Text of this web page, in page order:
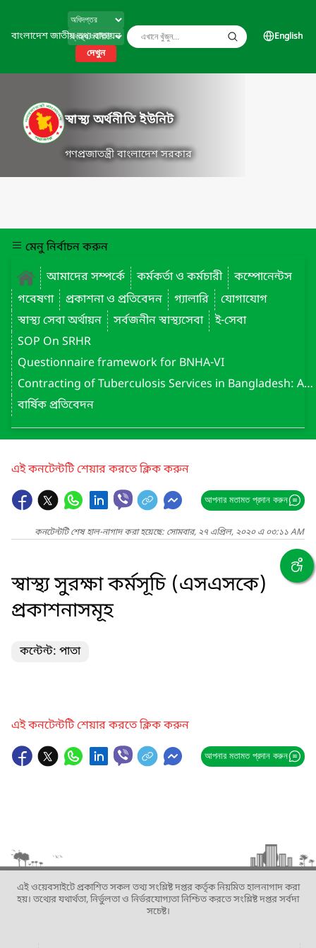
বাংলাদেশ জাতীয় তথ্য বাতায়ন
দেখুন
English
স্বাস্থ্য অর্থনীতি ইউনিট
গণপ্রজাতন্ত্রী বাংলাদেশ সরকার
মেনু নির্বাচন করুন
আমাদের সম্পর্কে
কর্মকর্তা ও কর্মচারী
কম্পোনেন্টস
গবেষণা
প্রকাশনা ও প্রতিবেদন গ্যালারি
যোগাযোগ
স্বাস্থ্য সেবা অর্থায়ন
সর্বজনীন স্বাস্থ্যসেবা
ই-সেবা
SOP On SRHR
Questionnaire framework for BNHA-VI
Contracting of Tuberculosis Services in Bangladesh: Assessment Report (May 2022)
বার্ষিক প্রতিবেদন
এই কনটেন্টটি শেয়ার করতে ক্লিক করুন
আপনার মতামত প্রদান করুন
কনটেন্টটি শেষ হাল-নাগাদ করা হয়েছে: সোমবার, ২৭ এপ্রিল, ২০২০ এ ০৩:১১ AM
স্বাস্থ্য সুরক্ষা কর্মসূচি (এসএসকে)
প্রকাশনাসমূহ
কন্টেন্ট: পাতা
এই কনটেন্টটি শেয়ার করতে ক্লিক করুন
আপনার মতামত প্রদান করুন
এই ওয়েবসাইটে প্রকাশিত সকল তথ্য সংশ্লিষ্ট দপ্তর কর্তৃক নিয়মিত হালনাগাদ করা
হয়। তথ্যের যথার্থতা, নির্ভুলতা ও নির্ভরযোগ্যতা নিশ্চিত করতে সংশ্লিষ্ট দপ্তর সর্বদা
সচেষ্ট।